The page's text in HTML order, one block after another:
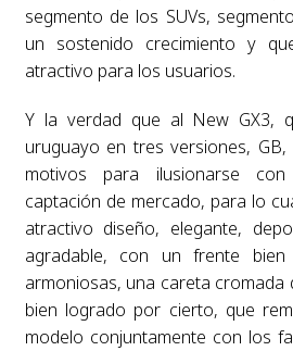
segmento de los SUVs,
un sostenido crecimiento y
atractivo para los usuarios.
Y la verdad que al New GX3,
uruguayo en tres versiones,
motivos para ilusionarse
captación de mercado, para lo
atractivo diseño, elegante,
agradable, con un frente
armoniosas, una careta cromada
bien logrado por cierto, que
modelo conjuntamente con los